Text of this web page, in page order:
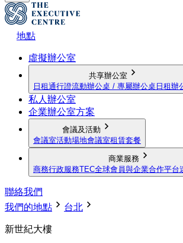
地點
虛擬辦公室
共享辦公室
日租通行證流動辦公桌 / 專屬辦公桌 日租辦
私人辦公室
企業辦公室方案
會議及活動
會議室活動場地會議室租賃套餐
商業服務
商務行政服務TEC全球會員與企業合作平台
聯絡我們
我們的地點
台北
新世紀大樓